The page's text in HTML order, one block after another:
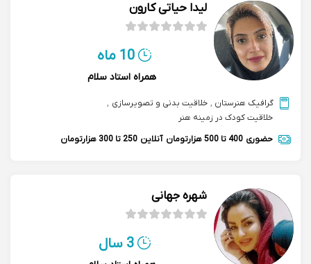
لیدا حیاتی کارون
10 ماه
همراه استاد سلام
گرافیک هنرستان , خلاقیت بدنی و تصویرسازی ,
خلاقیت کودک در زمینه هنر
حضوری 400 تا 500 هزارتومان آنلاین 250 تا 300 هزارتومان
شهره جهانی
3 سال